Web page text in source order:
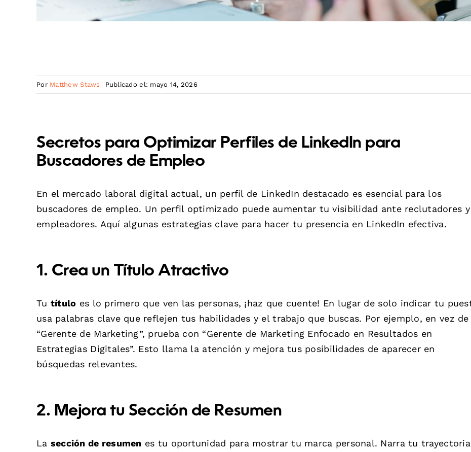
Por Matthew Staws Publicado el: mayo 14, 2026
Secretos para Optimizar Perfiles de LinkedIn para
Buscadores de Empleo
En el mercado laboral digital actual, un perfil de LinkedIn destacado es esencial para los
buscadores de empleo. Un perfil optimizado puede aumentar tu visibilidad ante reclutadores y
empleadores. Aquí algunas estrategias clave para hacer tu presencia en LinkedIn efectiva.
1. Crea un Título Atractivo
Tu título es lo primero que ven las personas, ¡haz que cuente! En lugar de solo indicar tu
usa palabras clave que reflejen tus habilidades y el trabajo que buscas. Por ejemplo, en vez de
“Gerente de Marketing”, prueba con “Gerente de Marketing Enfocado en Resultados en
Estrategias Digitales”. Esto llama la atención y mejora tus posibilidades de aparecer en
búsquedas relevantes.
2. Mejora tu Sección de Resumen
La sección de resumen es tu oportunidad para mostrar tu marca personal. Narra tu trayectoria